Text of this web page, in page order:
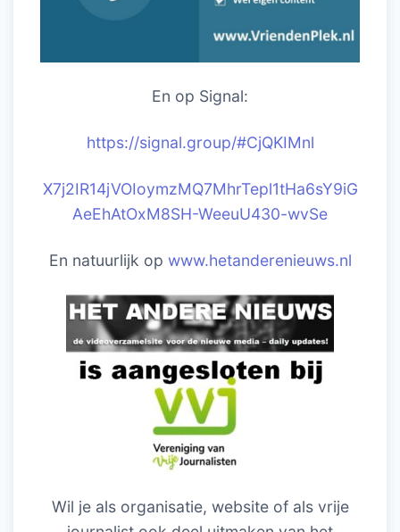
En op Signal:
https://signal.group/#CjQKIMnl
X7j2IR14jVOIoymzMQ7MhrTepl1tHa6sY9iG
AeEhAtOxM8SH-WeeuU430-wvSe
En natuurlijk op www.hetanderenieuws.nl
Wil je als organisatie, website of als vrije